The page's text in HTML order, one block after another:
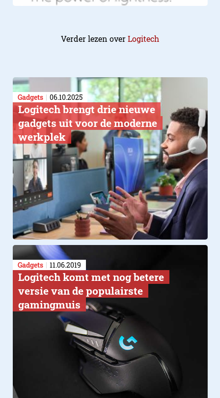
Verder lezen overLogitech
Gadgets 06.10.2025
Logitech brengt drie nieuwe
gadgets uit voor de moderne
werkplek
Gadgets 11.06.2019
​Logitech komt met nog betere
versie van de populairste
gamingmuis